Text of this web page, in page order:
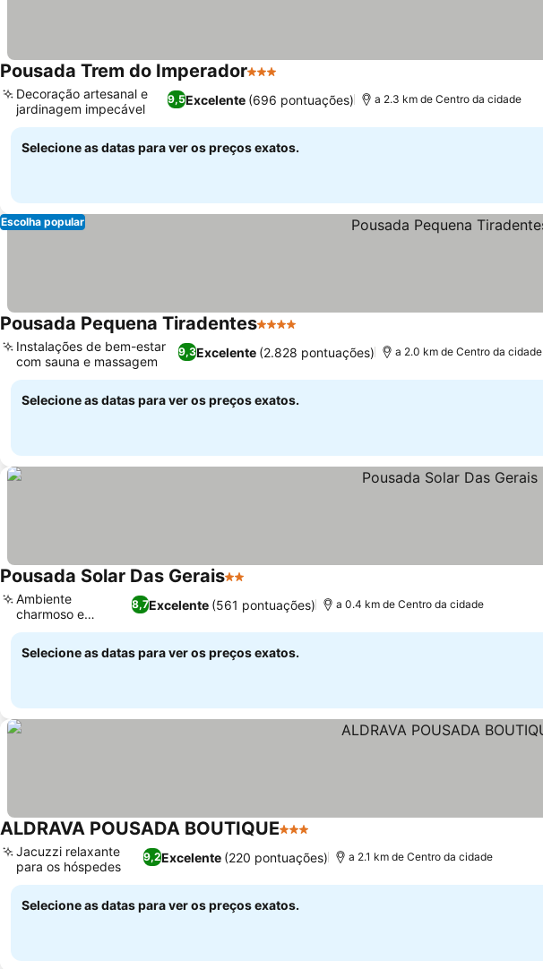
Pousada Trem do Imperador3 Estrelas
9,5Excelente (696 pontuações)
Decoração artesanal e
jardinagem impecável
a 2.3 km de Centro da cidade
Selecione as datas para ver os preços exatos.
Escolha popular
Pousada Pequena Tiradentes4 Estrelas
9,3Excelente (2.828 pontuações)
Instalações de bem-estar
com sauna e massagem
a 2.0 km de Centro da cidade
Selecione as datas para ver os preços exatos.
Pousada Solar Das Gerais2 Estrelas
8,7Excelente (561 pontuações)
Ambiente
charmoso e
acolhedor
a 0.4 km de Centro da cidade
Selecione as datas para ver os preços exatos.
ALDRAVA POUSADA BOUTIQUE3 Estrelas
9,2Excelente (220 pontuações)
Jacuzzi relaxante
para os hóspedes
a 2.1 km de Centro da cidade
Selecione as datas para ver os preços exatos.